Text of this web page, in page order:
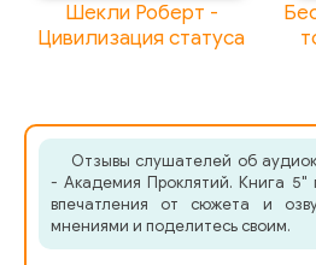
Шекли Роберт -
Цивилизация статуса
Отзывы слушателей об
- Академия Проклятий. Книга 5"
впечатления от сюжета и
мнениями и поделитесь своим.